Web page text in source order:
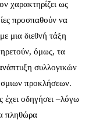
χαρακτηρίζει ως
προσπαθούν να
μια διεθνή τάξη
όμως, τα
συλλογικών
προκλήσεων.
έχει οδηγήσει –λόγω
πληθώρα